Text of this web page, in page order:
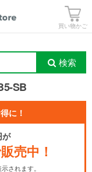
買い物かご
検索
SB
に！
が
売中！
されます。